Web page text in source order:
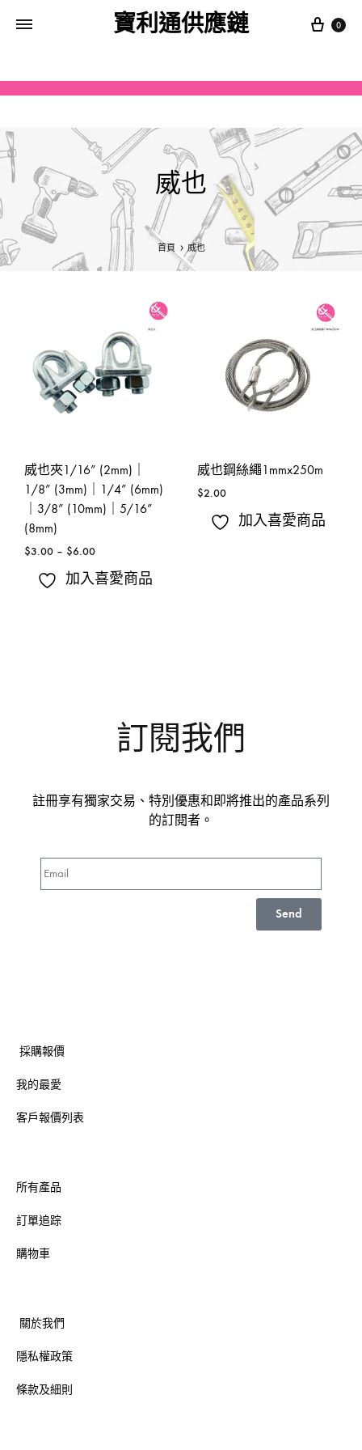
寶利通供應鏈 0
威也
首頁 威也
威也夾1/16” (2mm)｜
1/8” (3mm)｜1/4” (6mm)
｜3/8” (10mm)｜5/16”
(8mm)
$3.00 – $6.00
加入喜愛商品
威也鋼絲繩1mmx250m
$2.00
加入喜愛商品
訂閱我們
註冊享有獨家交易、特別優惠和即將推出的產品系列
的訂閱者。
Send
採購報價
我的最愛
客戶報價列表
所有產品
訂單追踪
購物車
關於我們
隱私權政策
條款及細則